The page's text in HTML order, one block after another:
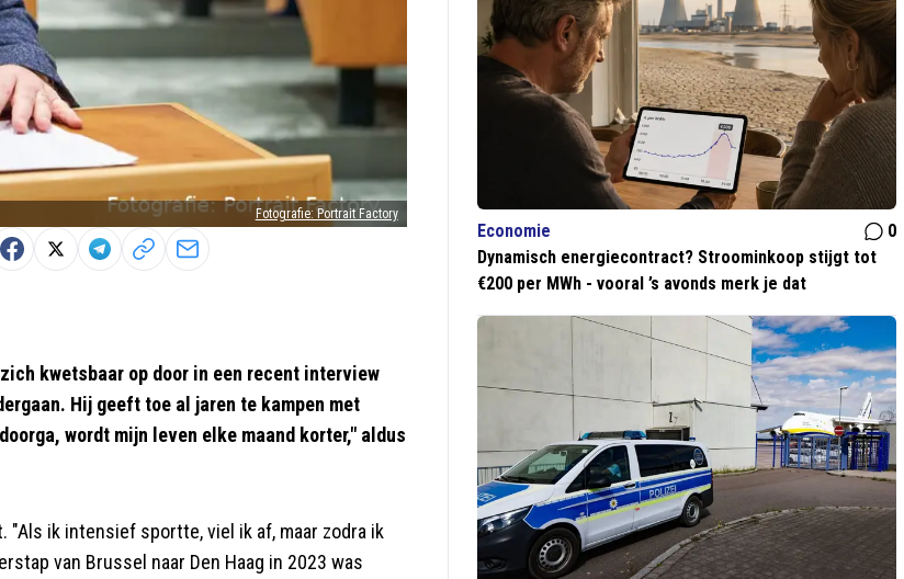
Fotografie: Portrait Factory
kwetsbaar op door in een recent interview
Hij geeft toe al jaren te kampen met
wordt mijn leven elke maand korter," aldus
ik intensief sportte, viel ik af, maar zodra ik
van Brussel naar Den Haag in 2023 was
Economie
0
Dynamisch energiecontract? Stroominkoop stijgt tot
€200 per MWh - vooral ’s avonds merk je dat